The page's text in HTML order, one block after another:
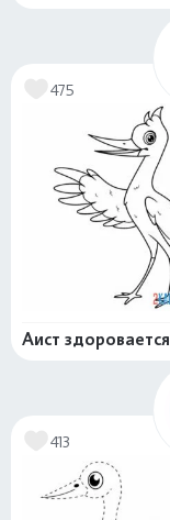
475
Аист здоровается
413